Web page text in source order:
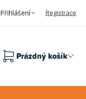
Přihlášení Registrace
Prázdný košík